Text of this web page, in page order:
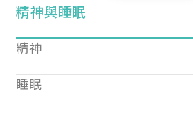
精神與睡眠
精神
睡眠